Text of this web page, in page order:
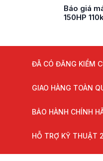
Báo giá
150HP
ĐÃ CÓ ĐĂNG KIỂM
GIAO HÀNG TOÀN
BẢO HÀNH CHÍNH
HỖ TRỢ KỸ THUẬT